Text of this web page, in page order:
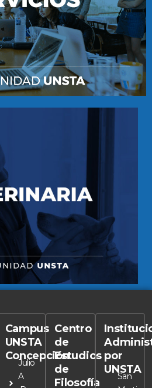
Campus
UNSTA
Concepción
Julio
A
Centro
de
Estudios
de
Filosofía
por
UNSTA
San